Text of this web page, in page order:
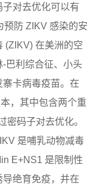
对去优化可以有
预防 ZIKV 感染的安
(ZIKV) 在美洲的空
巴利综合征、小头
卡病毒疫苗。在
，其中包含两个重
密码子对去优化。
是哺乳动物减毒
E+NS1 是限制性
绝育免疫，并在